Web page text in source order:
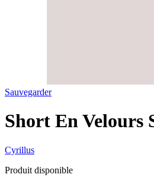
Sauvegarder
Short En Velours
Cyrillus
Produit disponible